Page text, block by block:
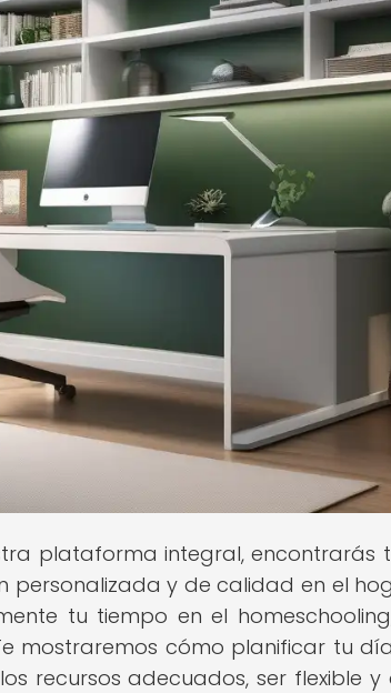
plataforma integral, encontrarás
y de calidad en el
tu tiempo en el
mostraremos cómo planificar tu
recursos adecuados, ser flexible